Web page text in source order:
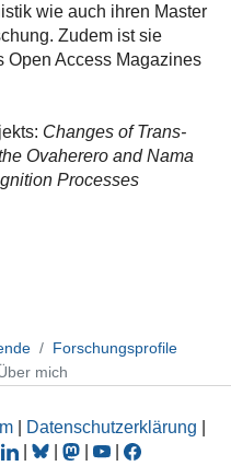
wie auch ihren Master
Zudem ist sie
Open Access Magazines
Changes of Trans-
Ovaherero and Nama
Processes
Forschungsprofile
mich
Datenschutzerklärung